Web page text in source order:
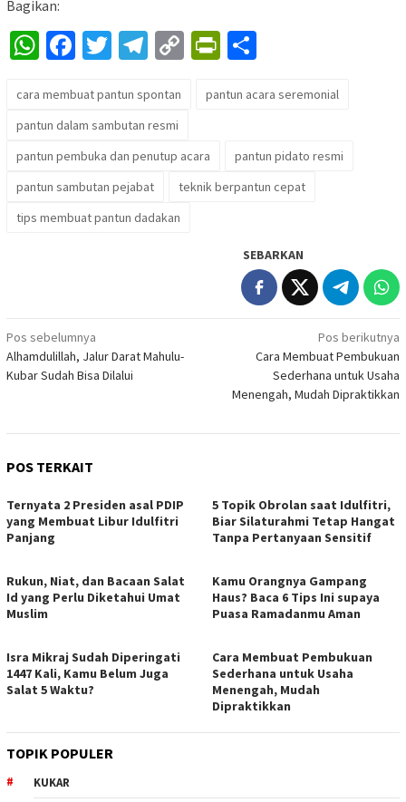
Bagikan:
WhatsApp
Facebook
Twitter
Telegram
CopyPrintFriendly
cara membuat pantun spontan
pantun acara seremonial
pantun dalam sambutan resmi
pantun pembuka dan penutup acara
pantun pidato resmi
pantun sambutan pejabat
teknik berpantun cepat
tips membuat pantun dadakan
SEBARKAN
Navigasi
pos
Pos sebelumnya
Alhamdulillah, Jalur Darat Mahulu-
Kubar Sudah Bisa Dilalui
Pos berikutnya
Cara Membuat Pembukuan
Sederhana untuk Usaha
Menengah, Mudah Dipraktikkan
POS TERKAIT
Ternyata 2 Presiden asal PDIP
yang Membuat Libur Idulfitri
Panjang
5 Topik Obrolan saat Idulfitri,
Biar Silaturahmi Tetap Hangat
Tanpa Pertanyaan Sensitif
Rukun, Niat, dan Bacaan Salat
Id yang Perlu Diketahui Umat
Muslim
Kamu Orangnya Gampang
Haus? Baca 6 Tips Ini supaya
Puasa Ramadanmu Aman
Isra Mikraj Sudah Diperingati
1447 Kali, Kamu Belum Juga
Salat 5 Waktu?
Cara Membuat Pembukuan
Sederhana untuk Usaha
Menengah, Mudah
Dipraktikkan
TOPIK POPULER
KUKAR